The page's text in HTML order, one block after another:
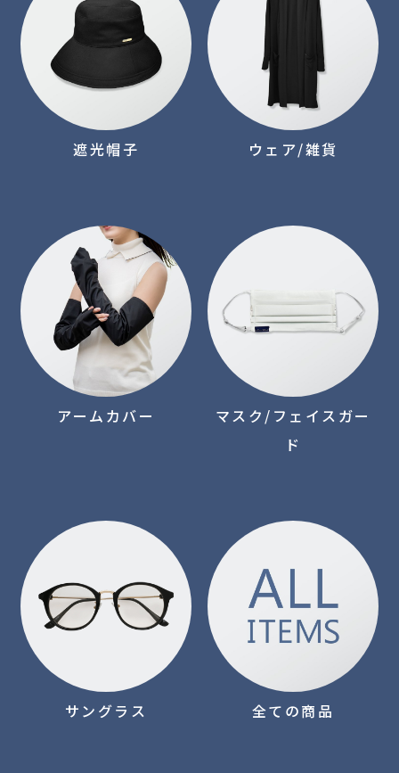
遮光帽子 ウェア/雑貨
アームカバー マスク/ フェイスガー
ド
サングラス 全ての商品